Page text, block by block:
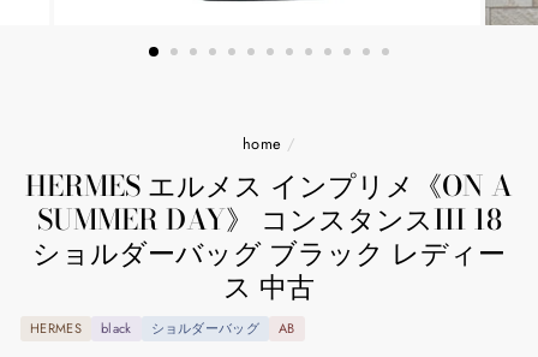
home /
HERMES エルメス インプリメ《ON A
SUMMER DAY》 コンスタンスIII 18
ショルダーバッグ ブラック レディー
ス 中古
HERMES black ショルダーバッグ AB